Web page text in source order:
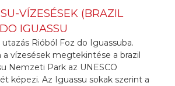
VÍZESÉSEK (BRAZIL
IGUASSU
Rióból Foz do Iguassuba.
vízesések megtekintése a brazil
Nemzeti Park az UNESCO
képezi. Az Iguassu sokak szerint a